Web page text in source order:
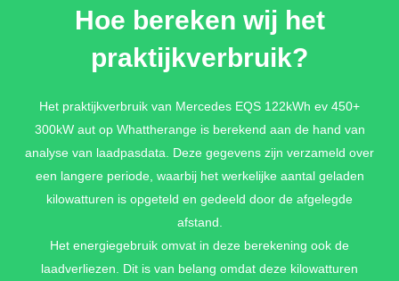
€ 8.470,-
GUARD 360 inbraakwerend warmte - en geluidsisolerend
gelaagd veiligheidsglas + P21 - AIR BALANCE pakket
EXECUTIVE REAR SEAT PAKKET
561 - Designerveiligheidsgordels vooraan en achteraan + 7U3 -
Executive seats + 322 - Nek- en schouderverwarming achteraan
+ 452 - Passagiersstoel vooraan elektrisch verstelbaar vanuit
het achtercompartiment + 406 - Multicountourstoelen achteraan
met met actieve kussens en massagefunctie + 903 -
stoelverwarming Plus achteraan
Hoe bereken wij het
praktijkverbruik?
Het praktijkverbruik van Mercedes EQS 122kWh ev 450+
300kW aut op Whattherange is berekend aan de hand van
analyse van laadpasdata. Deze gegevens zijn verzameld over
een langere periode, waarbij het werkelijke aantal geladen
kilowatturen is opgeteld en gedeeld door de afgelegde
afstand.
Het energiegebruik omvat in deze berekening ook de
laadverliezen. Dit is van belang omdat deze kilowatturen